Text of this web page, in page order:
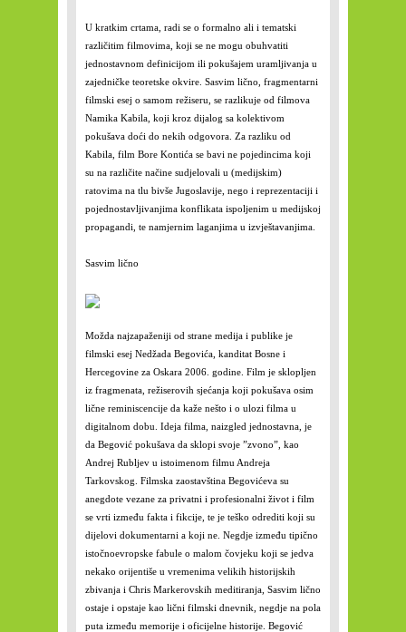
U kratkim crtama, radi se o formalno ali i tematski
različitim filmovima, koji se ne mogu obuhvatiti
jednostavnom definicijom ili pokušajem uramljivanja u
zajedničke teoretske okvire. Sasvim lično, fragmentarni
filmski esej o samom režiseru, se razlikuje od filmova
Namika Kabila, koji kroz dijalog sa kolektivom
pokušava doći do nekih odgovora. Za razliku od
Kabila, film Bore Kontića se bavi ne pojedincima koji
su na različite načine sudjelovali u (medijskim)
ratovima na tlu bivše Jugoslavije, nego i reprezentaciji i
pojednostavljivanjima konflikata ispoljenim u medijskoj
propagandi, te namjernim laganjima u izvještavanjima.
Sasvim lično
Možda najzapaženiji od strane medija i publike je
filmski esej Nedžada Begovića, kanditat Bosne i
Hercegovine za Oskara 2006. godine. Film je sklopljen
iz fragmenata, režiserovih sjećanja koji pokušava osim
lične reminiscencije da kaže nešto i o ulozi filma u
digitalnom dobu. Ideja filma, naizgled jednostavna, je
da Begović pokušava da sklopi svoje ”zvono”, kao
Andrej Rubljev u istoimenom filmu Andreja
Tarkovskog. Filmska zaostavština Begovićeva su
anegdote vezane za privatni i profesionalni život i film
se vrti između fakta i fikcije, te je teško odrediti koji su
dijelovi dokumentarni a koji ne. Negdje između tipično
istočnoevropske fabule o malom čovjeku koji se jedva
nekako orijentiše u vremenima velikih historijskih
zbivanja i Chris Markerovskih meditiranja, Sasvim lično
ostaje i opstaje kao lični filmski dnevnik, negdje na pola
puta između memorije i oficijelne historije. Begović